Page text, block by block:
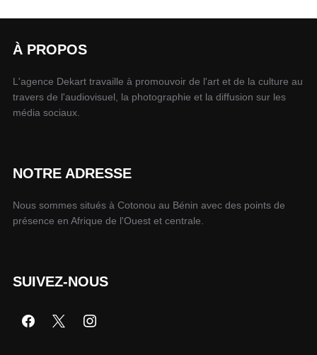
À PROPOS
L'agence Dekart travaille à promouvoir de l'art et de la culture au
travers de l'audiovisuel, la photographie et la diffusion sur les
média sociaux.
NOTRE ADRESSE
Nous sommes situés à Cotonou au Bénin avec des points de
présence en Afrique de l'Ouest et centrale.
SUIVEZ-NOUS